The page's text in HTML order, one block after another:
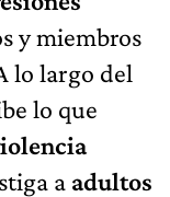
y miembros
lo largo del
lo que
a adultos